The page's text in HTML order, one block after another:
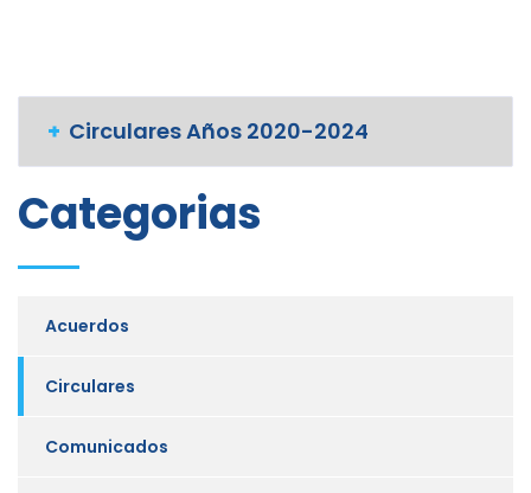
Circulares Años 2020-2024
Categorias
Acuerdos
Circulares
Comunicados